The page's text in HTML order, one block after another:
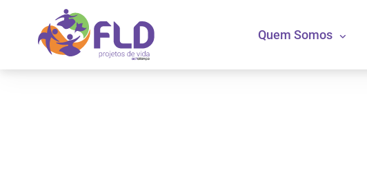
Quem Somos